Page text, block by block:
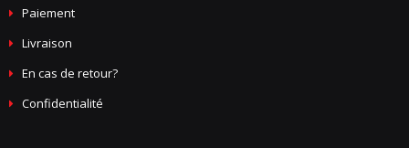
Paiement
Livraison
En cas de retour?
Confidentialité